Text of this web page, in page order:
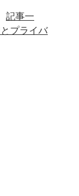
記事一
プライバ